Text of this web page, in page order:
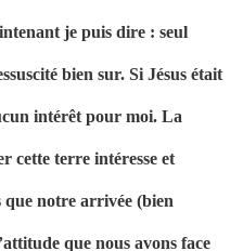
je puis dire : seul
bien sur. Si Jésus était
intérêt pour moi. La
cette terre intéresse et
que notre arrivée (bien
que nous avons face